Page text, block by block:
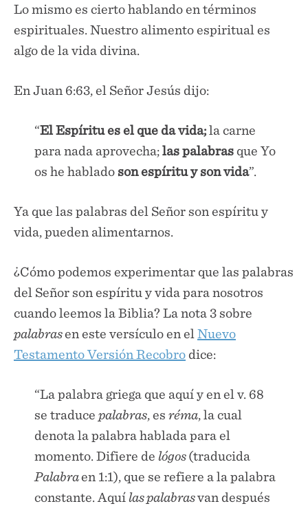
Lo mismo es cierto hablando en términos
espirituales. Nuestro alimento espiritual es
algo de la vida divina.
En Juan 6:63, el Señor Jesús dijo:
“El Espíritu es el que da vida;la carne
para nada aprovecha;las palabrasque Yo
os he hablado son espíritu y son vida”.
Ya que las palabras del Señor son espíritu y
vida, pueden alimentarnos.
¿Cómo podemos experimentar que las palabras
del Señor son espíritu y vida para nosotros
cuando leemos la Biblia? La nota 3 sobre
palabrasen este versículo en el Nuevo
Testamento Versión Recobrodice:
“La palabra griega que aquí y en el v. 68
se traduce palabras, es réma, la cual
denota la palabra hablada para el
momento. Difiere de lógos(traducida
Palabraen 1:1), que se refiere a la palabra
constante. Aquílas palabrasvan después